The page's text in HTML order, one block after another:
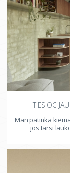
TIESIOG
Man patinka
jos tarsi